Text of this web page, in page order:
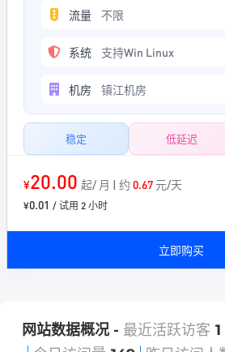
流量 不限
系统 支持Win Linux
机房 镇江机房
稳定 低延迟
¥20.00 起/ 月 | 约 0.67元/天
¥0.01 / 试用 2 小时
立即购买
网站数据概况 - 最近活跃访客 1